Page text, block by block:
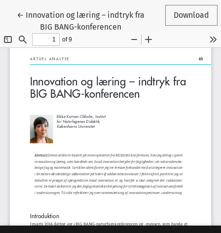
← Tilbage til artikeldetaljer
Innovation og læring – indtryk fra
BIG BANG-konferencen
Download